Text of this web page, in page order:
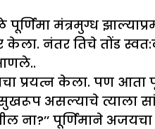
मंत्रमुग्ध
केला. नंतर तिचे तोंड
प्रयत्न केला. पण आता
सुखरूप असल्याचे त्याला
पूर्णिमाने अजयचा